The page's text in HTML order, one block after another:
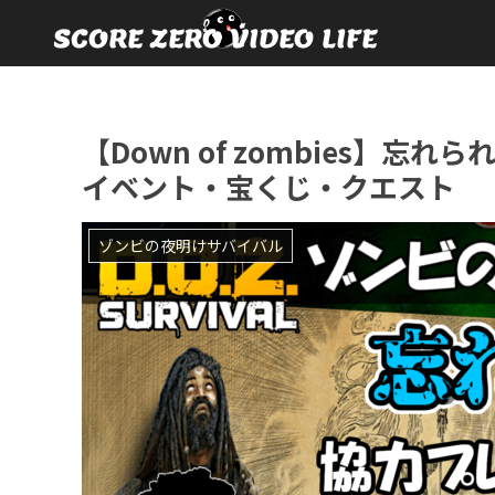
【Down of zombies】忘れら
イベント・宝くじ・クエスト
ゾンビの夜明けサバイバル